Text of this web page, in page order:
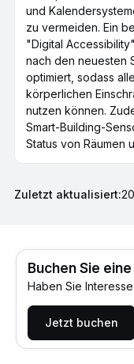
und
zu vermeiden. Ein
"Digital
nach den neuesten
optimiert, sodass
körperlichen
nutzen können.
Smart-Building-
Status von Räumen
Zuletzt aktualisiert:
Buchen Sie
Haben Sie
Jetzt buchen